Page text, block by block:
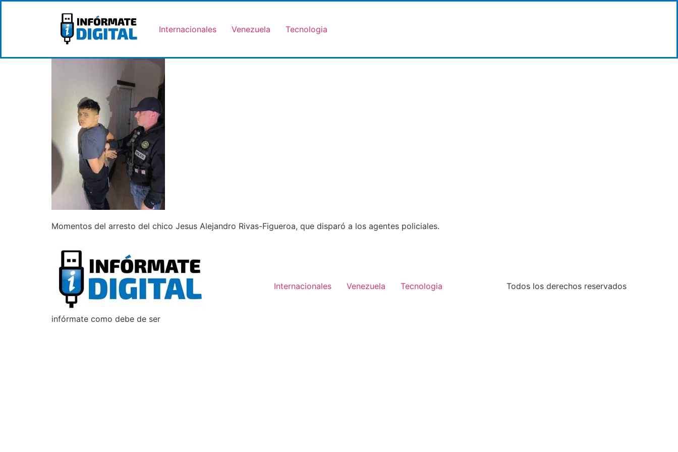
Internacionales Venezuela Tecnologia
Momentos del arresto del chico Jesus Alejandro Rivas-Figueroa, que disparó a los agentes policiales.
infórmate como debe de ser
Internacionales Venezuela Tecnologia Todos los derechos reservados